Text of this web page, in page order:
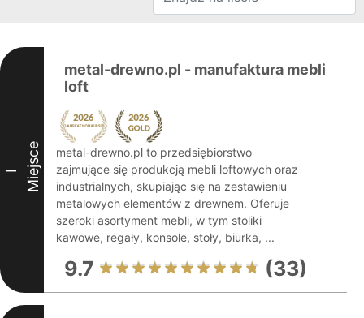
I Miejsce
metal-drewno.pl - manufaktura mebli
loft
metal-drewno.pl to przedsiębiorstwo
zajmujące się produkcją mebli loftowych oraz
industrialnych, skupiając się na zestawieniu
metalowych elementów z drewnem. Oferuje
szeroki asortyment mebli, w tym stoliki
kawowe, regały, konsole, stoły, biurka, ...
9.7 (33)